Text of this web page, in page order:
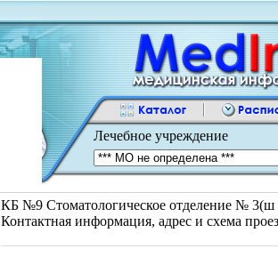
Лечебное учреждение
КБ №9 Стоматологическое отделение № 3(ш
Контактная информация, адрес и схема